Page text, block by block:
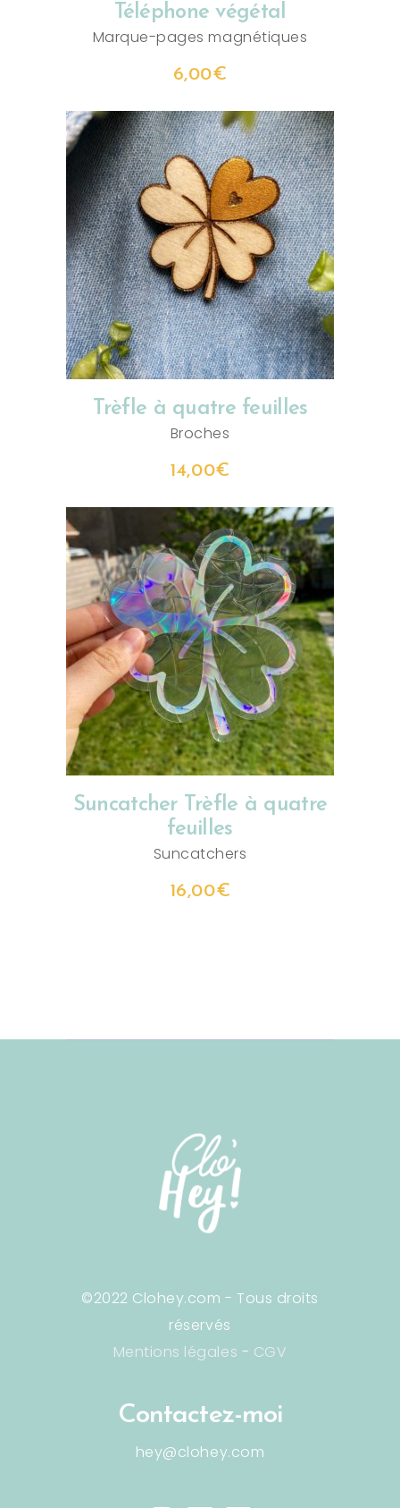
Téléphone végétal
Marque-pages magnétiques
6,00€
AJOUTER AU PANIER
Trèfle à quatre feuilles
Broches
14,00€
AJOUTER AU PANIER
Suncatcher Trèfle à quatre
feuilles
Suncatchers
16,00€
©2022 Clohey.com - Tous droits
réservés
Mentions légales - CGV
Contactez-moi
hey@clohey.com